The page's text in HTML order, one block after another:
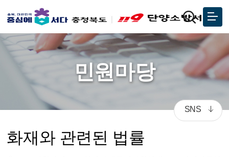
민원마당
화재와 관련된 법률
SNS